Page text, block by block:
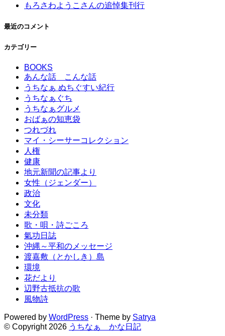
もろさわようこさんの追悼集刊行
最近のコメント
カテゴリー
BOOKS
あんな話 こんな話
うちなぁ ぬちぐすい紀行
うちなぁぐち
うちなぁグルメ
おばぁの知恵袋
つれづれ
マイ・シーサーコレクション
人権
健康
地元新聞の記事より
女性（ジェンダー）
政治
文化
未分類
歌・唄・詩ごころ
氣功日誌
沖縄～平和のメッセージ
渡嘉敷（とかしき）島
環境
花だより
辺野古抵抗の歌
風物詩
Powered by WordPress · Theme by Satrya
© Copyright 2026 うちなぁ かな日記